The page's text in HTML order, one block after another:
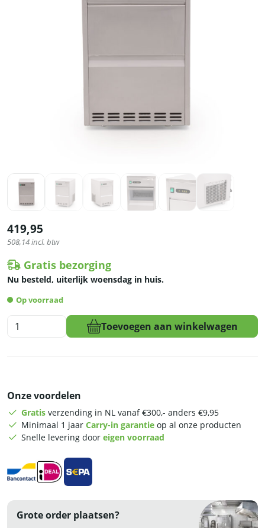
419,95
508,14incl. btw
Gratis bezorging
Nu besteld, uiterlijk woensdag in huis.
Op voorraad
HCB
IJsblokjesmachine
kg
p/d
230V
aantal
Toevoegen aan winkelwagen
Onze voordelen
Gratis verzending in NL vanaf €300,- anders €9,95
Minimaal 1 jaar Carry-in garantie op al onze producten
Snelle levering door eigen voorraad
Grote order plaatsen?